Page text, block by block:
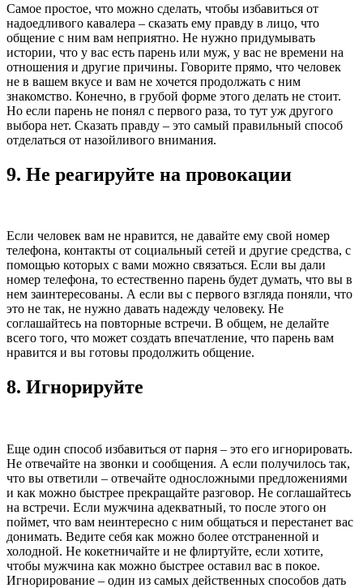
Самое простое, что можно сделать, чтобы избавиться от
надоедливого кавалера – сказать ему правду в лицо, что
общение с ним вам неприятно. Не нужно придумывать
истории, что у вас есть парень или муж, у вас не времени на
отношения и другие причины. Говорите прямо, что человек
не в вашем вкусе и вам не хочется продолжать с ним
знакомство. Конечно, в грубой форме этого делать не стоит.
Но если парень не понял с первого раза, то тут уж другого
выбора нет. Сказать правду – это самый правильный способ
отделаться от назойливого внимания.
9. Не реагируйте на провокации
Если человек вам не нравится, не давайте ему свой номер
телефона, контакты от социальный сетей и другие средства, с
помощью которых с вами можно связаться. Если вы дали
номер телефона, то естественно парень будет думать, что вы в
нем заинтересованы. А если вы с первого взгляда поняли, что
это не так, не нужно давать надежду человеку. Не
соглашайтесь на повторные встречи. В общем, не делайте
всего того, что может создать впечатление, что парень вам
нравится и вы готовы продолжить общение.
8. Игнорируйте
Еще один способ избавиться от парня – это его игнорировать.
Не отвечайте на звонки и сообщения. А если получилось так,
что вы ответили – отвечайте односложными предложениями
и как можно быстрее прекращайте разговор. Не соглашайтесь
на встречи. Если мужчина адекватный, то после этого он
поймет, что вам неинтересно с ним общаться и перестанет вас
донимать. Ведите себя как можно более отстраненной и
холодной. Не кокетничайте и не флиртуйте, если хотите,
чтобы мужчина как можно быстрее оставил вас в покое.
Игнорирование – один из самых действенных способов дать